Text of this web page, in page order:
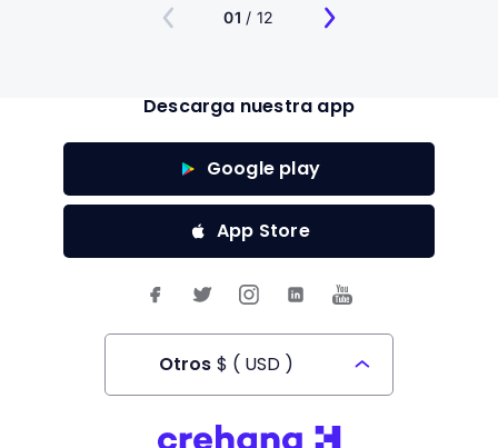
01 / 12
Descarga nuestra app
Google play
App Store
Otros $ ( USD )